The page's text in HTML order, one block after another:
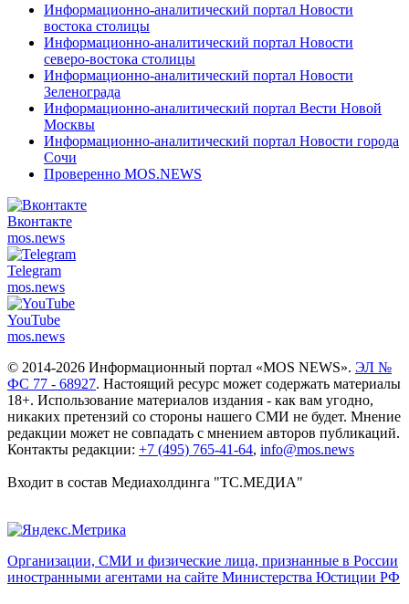
Информационно-аналитический портал Новости
востока столицы
Информационно-аналитический портал Новости
северо-востока столицы
Информационно-аналитический портал Новости
Зеленограда
Информационно-аналитический портал Вести Новой
Москвы
Информационно-аналитический портал Новости города
Сочи
Проверенно MOS.NEWS
Вконтакте
mos.news
Telegram
mos.news
YouTube
mos.news
© 2014-2026 Информационный портал «MOS NEWS». ЭЛ №
ФС 77 - 68927. Настоящий ресурс может содержать материалы
18+. Использование материалов издания - как вам угодно,
никаких претензий со стороны нашего СМИ не будет. Мнение
редакции может не совпадать с мнением авторов публикаций.
Контакты редакции: +7 (495) 765-41-64, info@mos.news
Входит в состав Медиахолдинга "ТС.МЕДИА"
Организации, СМИ и физические лица, признанные в России
иностранными агентами на сайте Министерства Юстиции РФ